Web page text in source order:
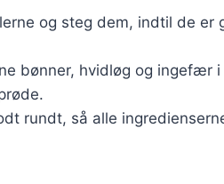
og steg dem, indtil de er
bønner, hvidløg og ingefær
rundt, så alle